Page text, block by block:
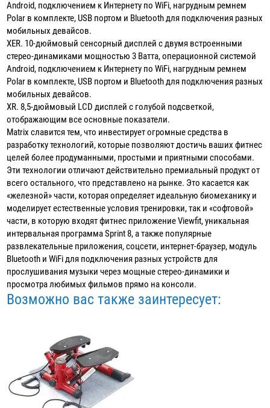
Android, подключением к Интернету по WiFi, нагрудным ремнем
Polar в комплекте, USB портом и Bluetooth для подключения разных
мобильных девайсов.
XER. 10-дюймовый сенсорный дисплей с двумя встроенными
стерео-динамиками мощностью 3 Ватта, операционной системой
Android, подключением к Интернету по WiFi, нагрудным ремнем
Polar в комплекте, USB портом и Bluetooth для подключения разных
мобильных девайсов.
XR. 8,5-дюймовый LCD дисплей с голубой подсветкой,
отображающим все основные показатели.
Matrix славится тем, что инвестирует огромные средства в
разработку технологий, которые позволяют достичь ваших фитнес
целей более продуманными, простыми и приятными способами.
Эти технологии отличают действительно премиальный продукт от
всего остального, что представлено на рынке. Это касается как
«железной» части, которая определяет идеальную биомеханику и
моделирует естественные условия тренировки, так и «софтовой»
части, в которую входят фитнес приложение Viewfit, уникальная
интервальная программа Sprint 8, а также популярные
развлекательные приложения, соцсети, интернет-браузер, модуль
Bluetooth и WiFi для подключения разных устройств для
прослушивания музыки через мощные стерео-динамики и
просмотра любимых фильмов прямо на консоли.
Возможно вас также заинтересует: